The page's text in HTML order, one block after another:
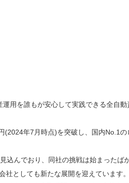
用を誰もが安心して実践できる全自
年7月時点)を突破し、国内No.1
込んでおり、同社の挑戦は始まったば
としても新たな展開を迎えています。